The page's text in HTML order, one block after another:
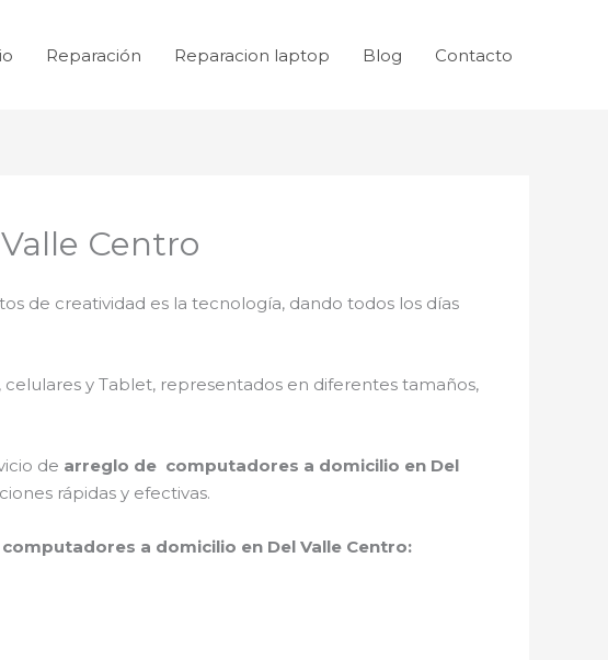
Reparación Reparacion laptop Blog Contacto
Centro
de creatividad es la tecnología, dando todos los días
y Tablet, representados en diferentes tamaños,
de arreglo de computadores a domicilio en Del
rápidas y efectivas.
a domicilio en Del Valle Centro: